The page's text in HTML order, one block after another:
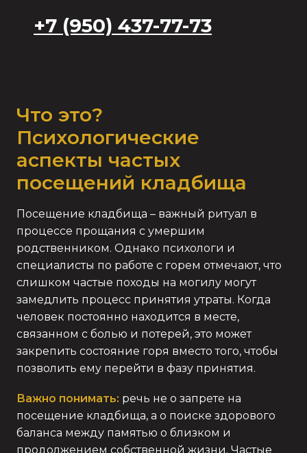
Что это?
Психологические
аспекты частых
посещений кладбища
Посещение кладбища – важный ритуал в
процессе прощания с умершим
родственником. Однако психологи и
специалисты по работе с горем отмечают, что
слишком частые походы на могилу могут
замедлить процесс принятия утраты. Когда
человек постоянно находится в месте,
связанном с болью и потерей, это может
закрепить состояние горя вместо того, чтобы
позволить ему перейти в фазу принятия.
Важно понимать: речь не о запрете на
посещение кладбища, а о поиске здорового
баланса между памятью о близком и
продолжением собственной жизни. Частые